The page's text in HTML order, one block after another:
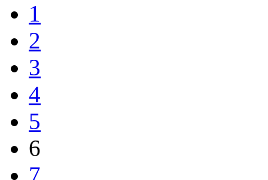
1
2
3
4
5
6